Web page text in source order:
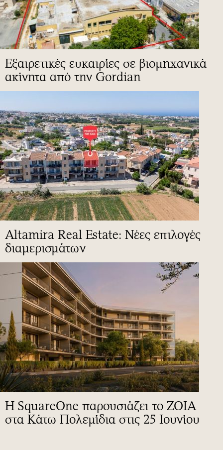
Εξαιρετικές ευκαιρίες σε βιομηχανικά
ακίνητα από την Gordian
Altamira Real Estate: Νέες επιλογές
διαμερισμάτων
Η SquareOne παρουσιάζει το ZOIA
στα Κάτω Πολεμίδια στις 25 Ιουνίου